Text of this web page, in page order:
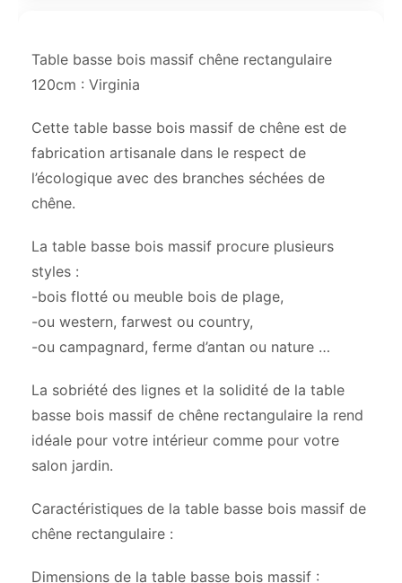
Table basse bois massif chêne rectangulaire
120cm : Virginia
Cette table basse bois massif de chêne est de
fabrication artisanale dans le respect de
l’écologique avec des branches séchées de
chêne.
La table basse bois massif procure plusieurs
styles :
-bois flotté ou meuble bois de plage,
-ou western, farwest ou country,
-ou campagnard, ferme d’antan ou nature …
La sobriété des lignes et la solidité de la table
basse bois massif de chêne rectangulaire la rend
idéale pour votre intérieur comme pour votre
salon jardin.
Caractéristiques de la table basse bois massif de
chêne rectangulaire :
Dimensions de la table basse bois massif :